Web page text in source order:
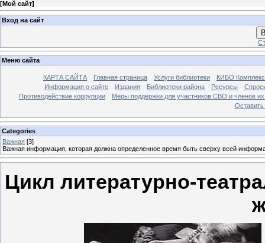
[Мой сайт]
Вход на сайт
Меню сайта
КАРТА САЙТА Главная страница Услуги библиотеки
КИБО
Информация о сайте
Издания Библиотеки района Ресурсы
Противодействие коррупции
Меры поддержки для участников СВО и членов
Оставить
Categories
Важная [3]
Важная информация, которая должна определенное время быть сверху всей
Цикл литературно-